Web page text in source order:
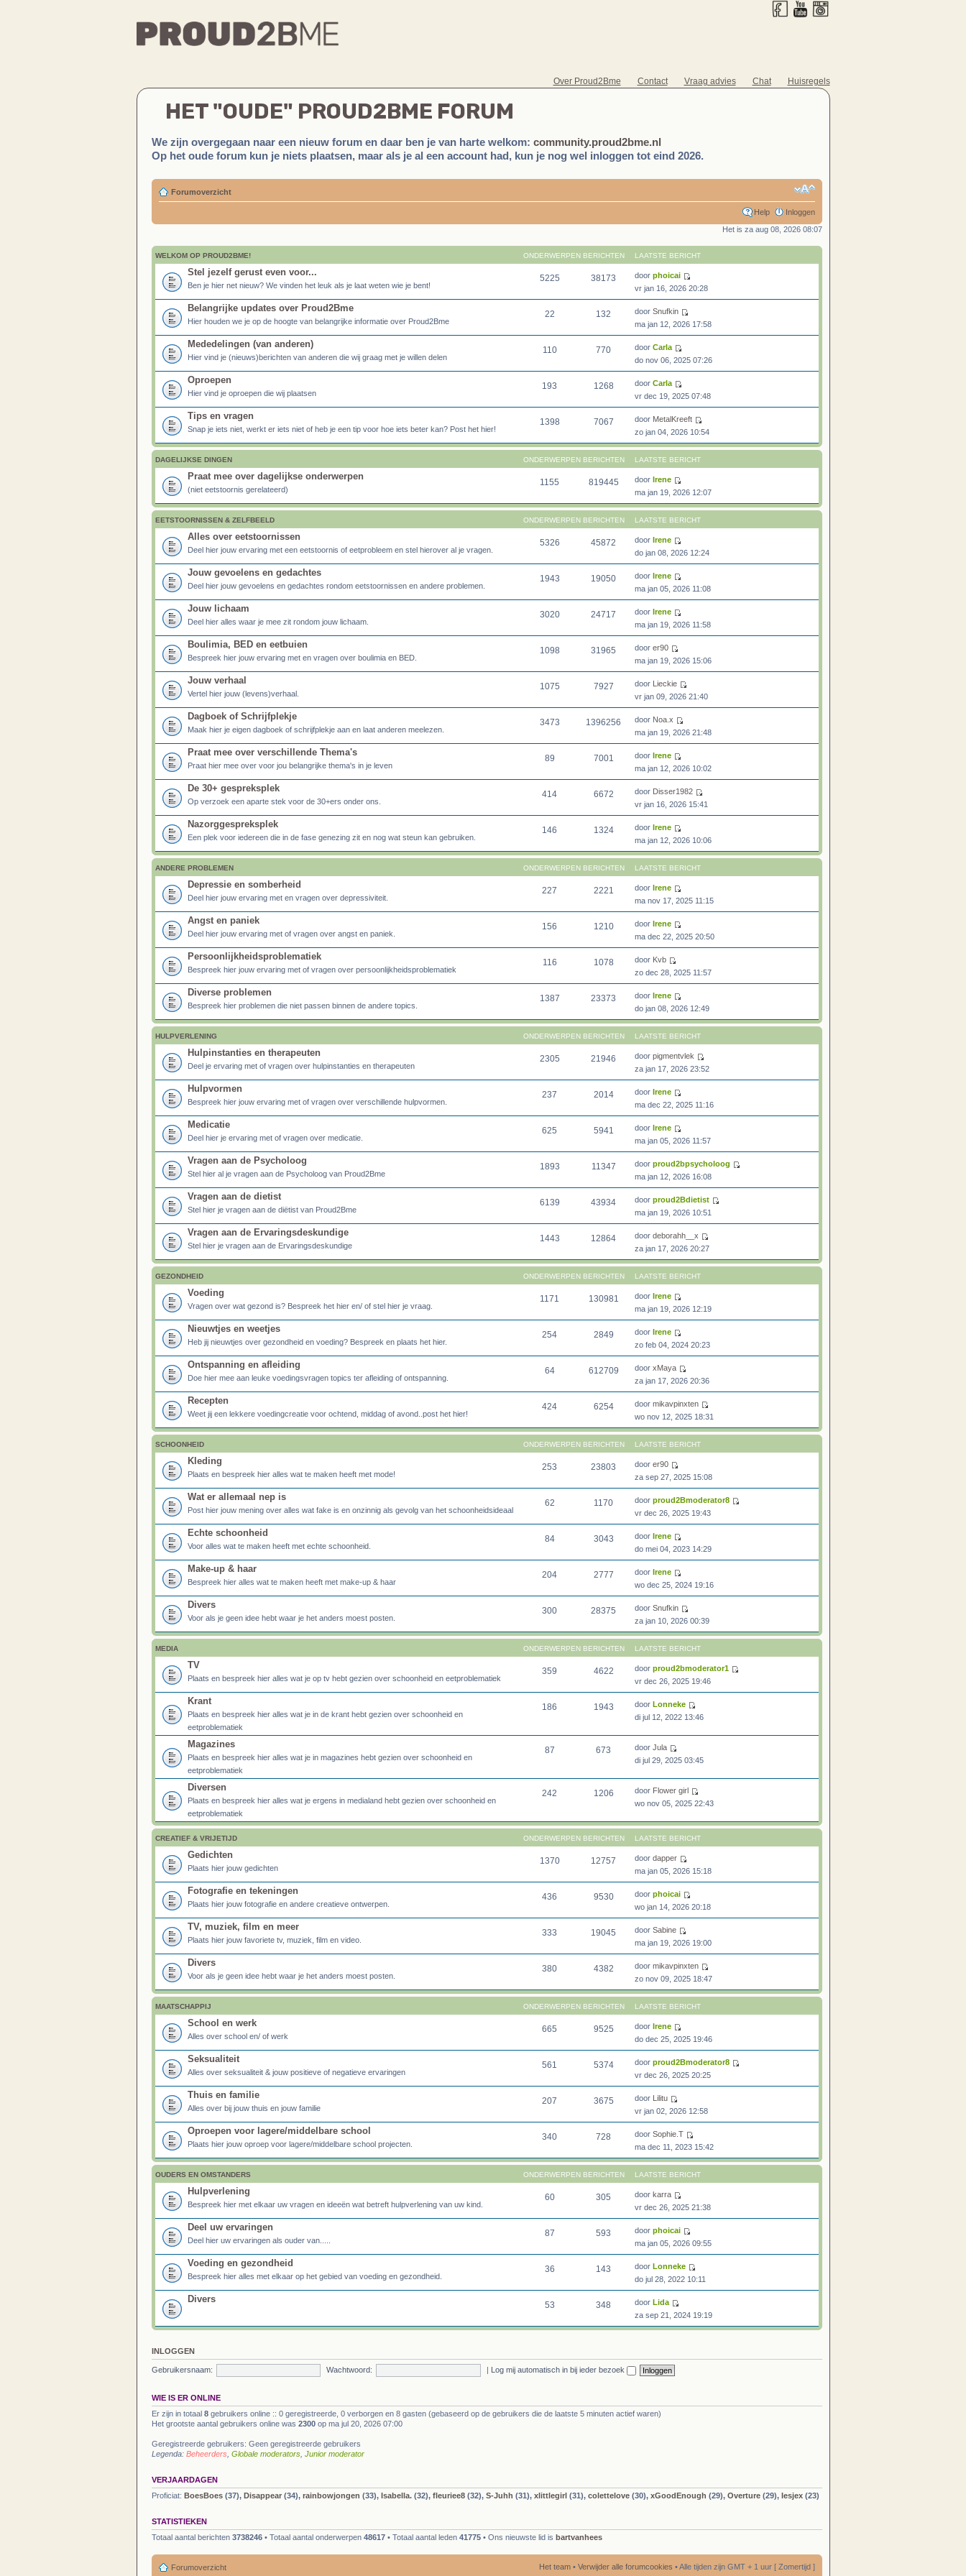
Over Proud2Bme Contact Vraag advies Chat Huisregels
HET "OUDE" PROUD2BME FORUM
We zijn overgegaan naar een nieuw forum en daar ben je van harte welkom: community.proud2bme.nl
Op het oude forum kun je niets plaatsen, maar als je al een account had, kun je nog wel inloggen tot eind 2026.
Forumoverzicht
Help
Inloggen
Het is za aug 08, 2026 08:07
WELKOM OP PROUD2BME! ONDERWERPEN BERICHTEN LAATSTE BERICHT
Stel jezelf gerust even voor...
Ben je hier net nieuw? We vinden het leuk als je laat weten wie je bent!
5225 38173 door phoicai
vr jan 16, 2026 20:28
Belangrijke updates over Proud2Bme
Hier houden we je op de hoogte van belangrijke informatie over Proud2Bme
22 132 door Snufkin
ma jan 12, 2026 17:58
Mededelingen (van anderen)
Hier vind je (nieuws)berichten van anderen die wij graag met je willen delen
110 770 door Carla
do nov 06, 2025 07:26
Oproepen
Hier vind je oproepen die wij plaatsen
193 1268 door Carla
vr dec 19, 2025 07:48
Tips en vragen
Snap je iets niet, werkt er iets niet of heb je een tip voor hoe iets beter kan? Post het hier!
1398 7067 door MetalKreeft
zo jan 04, 2026 10:54
DAGELIJKSE DINGEN ONDERWERPEN BERICHTEN LAATSTE BERICHT
Praat mee over dagelijkse onderwerpen
(niet eetstoornis gerelateerd)
1155 819445 door Irene
ma jan 19, 2026 12:07
EETSTOORNISSEN & ZELFBEELD ONDERWERPEN BERICHTEN LAATSTE BERICHT
Alles over eetstoornissen
Deel hier jouw ervaring met een eetstoornis of eetprobleem en stel hierover al je vragen.
5326 45872 door Irene
do jan 08, 2026 12:24
Jouw gevoelens en gedachtes
Deel hier jouw gevoelens en gedachtes rondom eetstoornissen en andere problemen.
1943 19050 door Irene
ma jan 05, 2026 11:08
Jouw lichaam
Deel hier alles waar je mee zit rondom jouw lichaam.
3020 24717 door Irene
ma jan 19, 2026 11:58
Boulimia, BED en eetbuien
Bespreek hier jouw ervaring met en vragen over boulimia en BED.
1098 31965 door er90
ma jan 19, 2026 15:06
Jouw verhaal
Vertel hier jouw (levens)verhaal.
1075 7927 door Lieckie
vr jan 09, 2026 21:40
Dagboek of Schrijfplekje
Maak hier je eigen dagboek of schrijfplekje aan en laat anderen meelezen.
3473 1396256 door Noa.x
ma jan 19, 2026 21:48
Praat mee over verschillende Thema's
Praat hier mee over voor jou belangrijke thema's in je leven
89 7001 door Irene
ma jan 12, 2026 10:02
De 30+ gespreksplek
Op verzoek een aparte stek voor de 30+ers onder ons.
414 6672 door Disser1982
vr jan 16, 2026 15:41
Nazorggespreksplek
Een plek voor iedereen die in de fase genezing zit en nog wat steun kan gebruiken.
146 1324 door Irene
ma jan 12, 2026 10:06
ANDERE PROBLEMEN ONDERWERPEN BERICHTEN LAATSTE BERICHT
Depressie en somberheid
Deel hier jouw ervaring met en vragen over depressiviteit.
227 2221 door Irene
ma nov 17, 2025 11:15
Angst en paniek
Deel hier jouw ervaring met of vragen over angst en paniek.
156 1210 door Irene
ma dec 22, 2025 20:50
Persoonlijkheidsproblematiek
Bespreek hier jouw ervaring met of vragen over persoonlijkheidsproblematiek
116 1078 door Kvb
zo dec 28, 2025 11:57
Diverse problemen
Bespreek hier problemen die niet passen binnen de andere topics.
1387 23373 door Irene
do jan 08, 2026 12:49
HULPVERLENING ONDERWERPEN BERICHTEN LAATSTE BERICHT
Hulpinstanties en therapeuten
Deel je ervaring met of vragen over hulpinstanties en therapeuten
2305 21946 door pigmentvlek
za jan 17, 2026 23:52
Hulpvormen
Bespreek hier jouw ervaring met of vragen over verschillende hulpvormen.
237 2014 door Irene
ma dec 22, 2025 11:16
Medicatie
Deel hier je ervaring met of vragen over medicatie.
625 5941 door Irene
ma jan 05, 2026 11:57
Vragen aan de Psycholoog
Stel hier al je vragen aan de Psycholoog van Proud2Bme
1893 11347 door proud2bpsycholoog
ma jan 12, 2026 16:08
Vragen aan de dietist
Stel hier je vragen aan de diëtist van Proud2Bme
6139 43934 door proud2Bdietist
ma jan 19, 2026 10:51
Vragen aan de Ervaringsdeskundige
Stel hier je vragen aan de Ervaringsdeskundige
1443 12864 door deborahh__x
za jan 17, 2026 20:27
GEZONDHEID ONDERWERPEN BERICHTEN LAATSTE BERICHT
Voeding
Vragen over wat gezond is? Bespreek het hier en/ of stel hier je vraag.
1171 130981 door Irene
ma jan 19, 2026 12:19
Nieuwtjes en weetjes
Heb jij nieuwtjes over gezondheid en voeding? Bespreek en plaats het hier.
254 2849 door Irene
zo feb 04, 2024 20:23
Ontspanning en afleiding
Doe hier mee aan leuke voedingsvragen topics ter afleiding of ontspanning.
64 612709 door xMaya
za jan 17, 2026 20:36
Recepten
Weet jij een lekkere voedingcreatie voor ochtend, middag of avond..post het hier!
424 6254 door mikavpinxten
wo nov 12, 2025 18:31
SCHOONHEID ONDERWERPEN BERICHTEN LAATSTE BERICHT
Kleding
Plaats en bespreek hier alles wat te maken heeft met mode!
253 23803 door er90
za sep 27, 2025 15:08
Wat er allemaal nep is
Post hier jouw mening over alles wat fake is en onzinnig als gevolg van het schoonheidsideaal
62 1170 door proud2Bmoderator8
vr dec 26, 2025 19:43
Echte schoonheid
Voor alles wat te maken heeft met echte schoonheid.
84 3043 door Irene
do mei 04, 2023 14:29
Make-up & haar
Bespreek hier alles wat te maken heeft met make-up & haar
204 2777 door Irene
wo dec 25, 2024 19:16
Divers
Voor als je geen idee hebt waar je het anders moest posten.
300 28375 door Snufkin
za jan 10, 2026 00:39
MEDIA ONDERWERPEN BERICHTEN LAATSTE BERICHT
TV
Plaats en bespreek hier alles wat je op tv hebt gezien over schoonheid en eetproblematiek
359 4622 door proud2bmoderator1
vr dec 26, 2025 19:46
Krant
Plaats en bespreek hier alles wat je in de krant hebt gezien over schoonheid en
eetproblematiek
186 1943 door Lonneke
di jul 12, 2022 13:46
Magazines
Plaats en bespreek hier alles wat je in magazines hebt gezien over schoonheid en
eetproblematiek
87 673 door Jula
di jul 29, 2025 03:45
Diversen
Plaats en bespreek hier alles wat je ergens in medialand hebt gezien over schoonheid en
eetproblematiek
242 1206 door Flower girl
wo nov 05, 2025 22:43
CREATIEF & VRIJETIJD ONDERWERPEN BERICHTEN LAATSTE BERICHT
Gedichten
Plaats hier jouw gedichten
1370 12757 door dapper
ma jan 05, 2026 15:18
Fotografie en tekeningen
Plaats hier jouw fotografie en andere creatieve ontwerpen.
436 9530 door phoicai
wo jan 14, 2026 20:18
TV, muziek, film en meer
Plaats hier jouw favoriete tv, muziek, film en video.
333 19045 door Sabine
ma jan 19, 2026 19:00
Divers
Voor als je geen idee hebt waar je het anders moest posten.
380 4382 door mikavpinxten
zo nov 09, 2025 18:47
MAATSCHAPPIJ ONDERWERPEN BERICHTEN LAATSTE BERICHT
School en werk
Alles over school en/ of werk
665 9525 door Irene
do dec 25, 2025 19:46
Seksualiteit
Alles over seksualiteit & jouw positieve of negatieve ervaringen
561 5374 door proud2Bmoderator8
vr dec 26, 2025 20:25
Thuis en familie
Alles over bij jouw thuis en jouw familie
207 3675 door Lilitu
vr jan 02, 2026 12:58
Oproepen voor lagere/middelbare school
Plaats hier jouw oproep voor lagere/middelbare school projecten.
340 728 door Sophie.T
ma dec 11, 2023 15:42
OUDERS EN OMSTANDERS ONDERWERPEN BERICHTEN LAATSTE BERICHT
Hulpverlening
Bespreek hier met elkaar uw vragen en ideeën wat betreft hulpverlening van uw kind.
60 305 door karra
vr dec 26, 2025 21:38
Deel uw ervaringen
Deel hier uw ervaringen als ouder van.....
87 593 door phoicai
ma jan 05, 2026 09:55
Voeding en gezondheid
Bespreek hier alles met elkaar op het gebied van voeding en gezondheid.
36 143 door Lonneke
do jul 28, 2022 10:11
Divers
53 348 door Lida
za sep 21, 2024 19:19
INLOGGEN
Gebruikersnaam: Wachtwoord: | Log mij automatisch in bij ieder bezoek
WIE IS ER ONLINE
Er zijn in totaal 8gebruikers online :: 0 geregistreerde, 0 verborgen en 8 gasten (gebaseerd op de gebruikers die de laatste 5 minuten actief waren)
Het grootste aantal gebruikers online was 2300op ma jul 20, 2026 07:00
Geregistreerde gebruikers: Geen geregistreerde gebruikers
Legenda: Beheerders Globale moderators, Junior moderator
VERJAARDAGEN
Proficiat: BoesBoes(37), Disappear(34), rainbowjongen (33), Isabella.(32), fleuriee8(32), S-Juhh (31), xlittlegirl(31), colettelove(30), xGoodEnough (29), Overture(29), Iesjex(23)
STATISTIEKEN
Totaal aantal berichten 3738246• Totaal aantal onderwerpen 48617• Totaal aantal leden 41775• Ons nieuwste lid is bartvanhees
Forumoverzicht Het team• Verwijder alle forumcookies • Alle tijden zijn GMT + 1 uur [ Zomertijd ]